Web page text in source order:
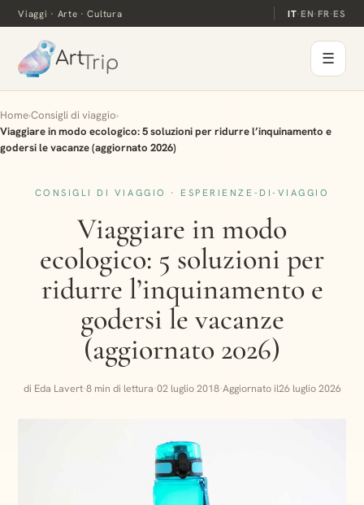
Viaggi · Arte · Cultura IT·EN·FR·ES
☰
Home›Consigli di viaggio›
Viaggiare in modo ecologico: 5 soluzioni per ridurre l’inquinamento e
godersi le vacanze (aggiornato 2026)
CONSIGLI DI VIAGGIO · ESPERIENZE-DI-VIAGGIO
Viaggiare in modo
ecologico: 5 soluzioni per
ridurre l’inquinamento e
godersi le vacanze
(aggiornato 2026)
di Eda Lavert·8 min di lettura·02 luglio 2018·Aggiornato il26 luglio 2026